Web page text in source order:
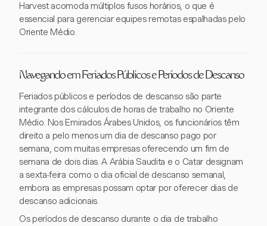
Harvest acomoda múltiplos fusos horários, o que é
essencial para gerenciar equipes remotas espalhadas pelo
Oriente Médio.
Navegando em Feriados Públicos e Períodos de Descanso
Feriados públicos e períodos de descanso são parte
integrante dos cálculos de horas de trabalho no Oriente
Médio. Nos Emirados Árabes Unidos, os funcionários têm
direito a pelo menos um dia de descanso pago por
semana, com muitas empresas oferecendo um fim de
semana de dois dias. A Arábia Saudita e o Catar designam
a sexta-feira como o dia oficial de descanso semanal,
embora as empresas possam optar por oferecer dias de
descanso adicionais.
Os períodos de descanso durante o dia de trabalho